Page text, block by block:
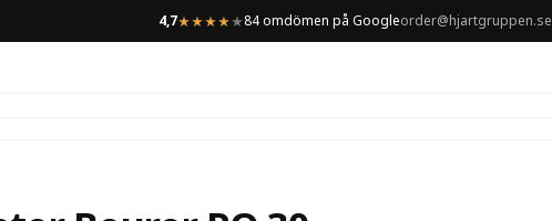
4,7★★★★★84 omdömen på Googleorder@hjartgruppen.se